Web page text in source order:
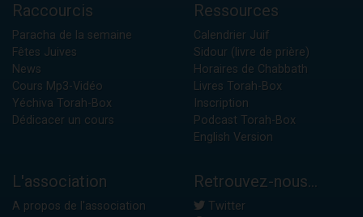
Raccourcis
Paracha de la semaine
Fêtes Juives
News
Cours Mp3-Vidéo
Yéchiva Torah-Box
Dédicacer un cours
Ressources
Calendrier Juif
Sidour (livre de prière)
Horaires de Chabbath
Livres Torah-Box
Inscription
Podcast Torah-Box
English Version
L'association
A propos de l'association
Retrouvez-nous...
Twitter